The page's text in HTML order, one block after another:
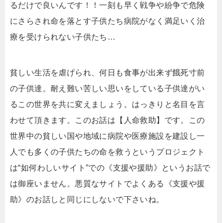
るだけで良いんです！！一刻も早く戦争や紛争で危険
にさらされ命を落とす子供たち病院がなく満足いく治
療を受けられない子供たち…
貧しい生活を虐げられ、何日も食事が出来ず餓死寸前
の子供達。耐え難い苦しい思いをしている子供達がい
るこの世界を共に変えましょう。はっきりと名目を言
わせて頂きます。このお話は【人命救助】です。この
世界中の貧しい国や地域に病院や医療施設を建設し一
人でも多くの子供たちの命を救うというプロジェクト
は“如何わしいサイト”での《支援や援助》というお話で
は御座いません。悪質なサイトでよくある《支援や援
助》のお話しと同じにしないで下さいね。